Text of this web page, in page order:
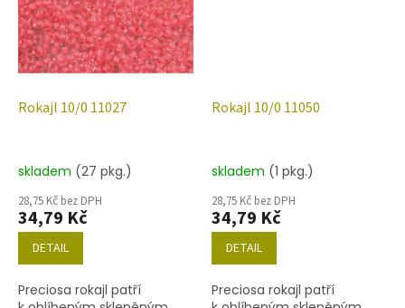
Rokajl 10/0 11027
skladem (27 pkg.)
28,75 Kč bez DPH
34,79 Kč
DETAIL
Preciosa rokajl patří
Rokajl 10/0 11050
skladem (1 pkg.)
28,75 Kč bez DPH
34,79 Kč
DETAIL
Preciosa rokajl patří